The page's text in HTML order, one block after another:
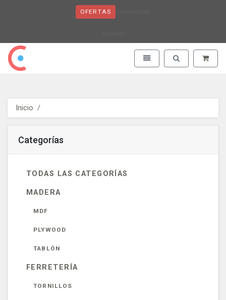
OFERTAS
Toggle navigation
Toggle search
Inicio
Categorías
TODAS LAS CATEGORÍAS
MADERA
MDF
PLYWOOD
TABLÓN
FERRETERÍA
TORNILLOS